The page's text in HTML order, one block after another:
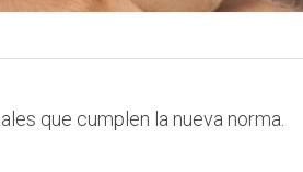
que cumplen la nueva norma.